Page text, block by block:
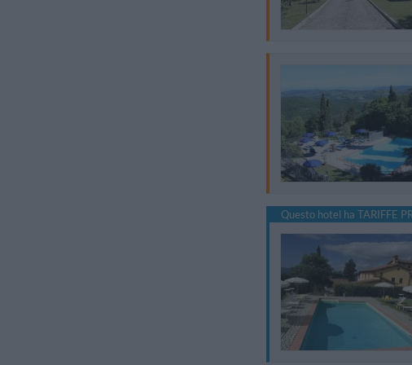
Questo hotel ha TARIFFE